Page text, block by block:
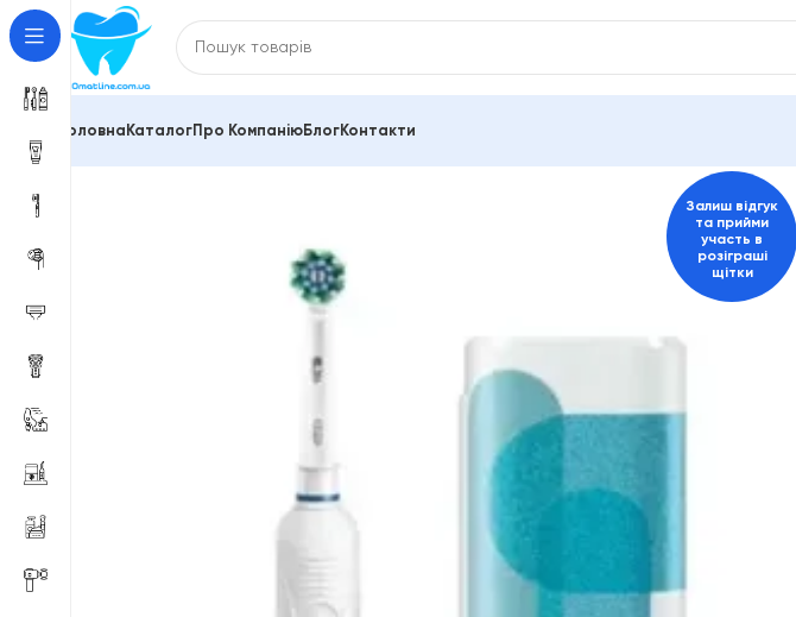
Головна КаталогПро КомпаніюБлогКонтакти
Залиш відгук
та прийми
участь в
розіграші
щітки